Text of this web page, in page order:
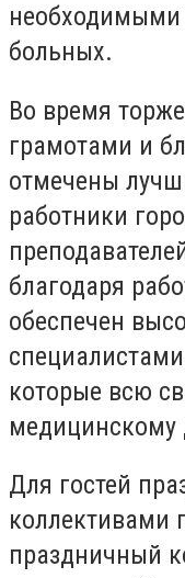
необходимыми
больных.
Во время
грамотами и
отмечены
работники
благодаря
обеспечен
которые всю
медицинскому
Для гостей
коллективами
праздничный